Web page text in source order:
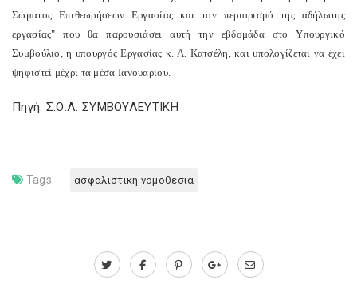
Σώματος Επιθεωρήσεων Εργασίας και τον περιορισμό της αδήλωτης
εργασίας" που θα παρουσιάσει αυτή την εβδομάδα στο Υπουργικό
Συμβούλιο, η υπουργός Εργασίας κ. Λ. Κατσέλη, και υπολογίζεται να έχει
ψηφιστεί μέχρι τα μέσα Ιανουαρίου.
Πηγή: Σ.Ο.Λ. ΣΥΜΒΟΥΛΕΥΤΙΚΗ
Tags: ασφαλιστικη νομοθεσια